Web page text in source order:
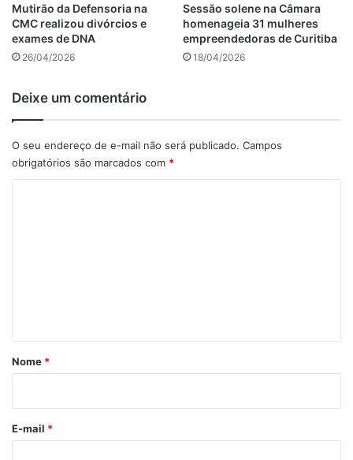
Mutirão da Defensoria na
CMC realizou divórcios e
exames de DNA
26/04/2026
Sessão solene na Câmara
homenageia 31 mulheres
empreendedoras de Curitiba
18/04/2026
Deixe um comentário
O seu endereço de e-mail não será publicado. Campos
obrigatórios são marcados com *
r
*
Nome *
E-mail *